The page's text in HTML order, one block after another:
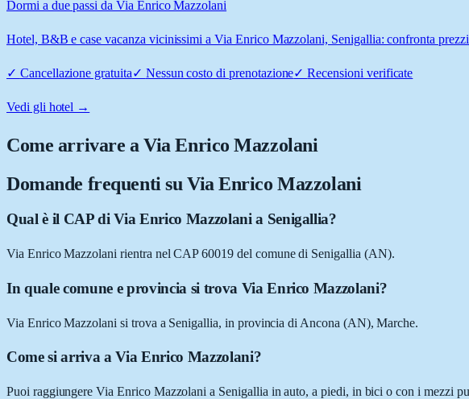
Dormi a due passi da Via Enrico Mazzolani
Hotel, B&B e case vacanza vicinissimi a Via Enrico Mazzolani, Senigallia: confronta
✓ Cancellazione gratuita✓ Nessun costo di prenotazione✓Recensioni verificate
Vedi gli hotel →
Come arrivare aVia Enrico Mazzolani
Domande frequenti su Via Enrico Mazzolani
Qual è il CAP di Via Enrico Mazzolani a Senigallia?
Via Enrico Mazzolani rientra nel CAP 60019 del comune di Senigallia (AN).
In quale comune e provincia si trova Via Enrico Mazzolani?
Via Enrico Mazzolani si trova a Senigallia, in provincia di Ancona (AN), Marche.
Come si arriva a Via Enrico Mazzolani?
Puoi raggiungere Via Enrico Mazzolani a Senigallia in auto, a piedi, in bici o con i mezzi